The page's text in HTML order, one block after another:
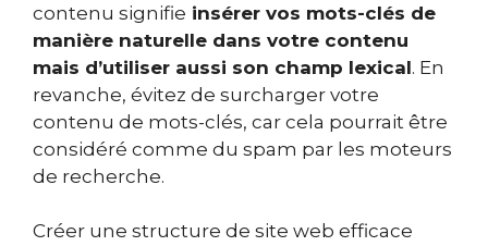
contenu signifie insérer vos mots-clés de
manière naturelle dans votre contenu
mais d’utiliser aussi son champ lexical. En
revanche, évitez de surcharger votre
contenu de mots-clés, car cela pourrait être
considéré comme du spam par les moteurs
de recherche.
Créer une structure de site web efficace